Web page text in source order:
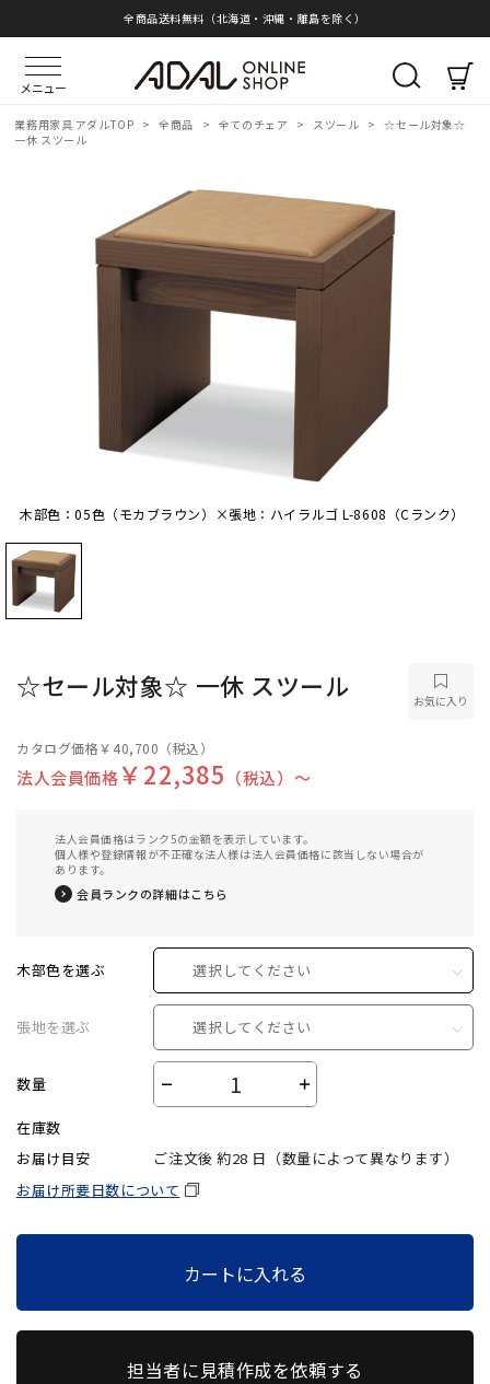
全商品送料無料（北海道・沖縄・離島を除く）
メニュー
業務用家具 アダルTOP > 全商品 > 全てのチェア > スツール >
☆セール対象☆
一休 スツール
木部色：05色（モカブラウン）×張地：ハイラル
木部色：05色（モカブラウン）×張地：ハイラルゴ L-8608（Cランク）
☆セール対象☆ 一休 スツール お気に入り
カタログ価格￥40,700 （税込）
法人会員価格￥22,385 （税込）〜
法人会員価格はランク5の金額を表示しています。
個人様や登録情報が不正確な法人様は法人会員価格に該当しない場合が
あります。
会員ランクの詳細はこちら
木部色を選ぶ 選択してください
張地を選ぶ 選択してください
数量 － ＋
在庫数
お届け目安
ご注文後 約28 日（数量によって異なります）
お届け所要日数について
カートに入れる
担当者に見積作成を依頼する